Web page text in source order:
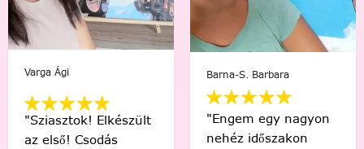
Elkészült
Barna-S. Barbara
"Engem egy nagyon
nehéz időszakon
"Én és